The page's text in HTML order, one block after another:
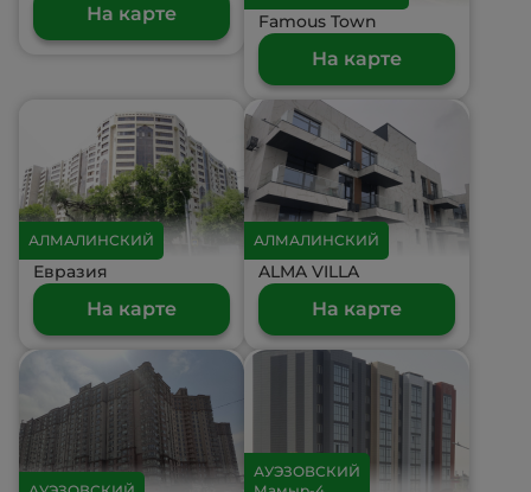
На карте Famous Town
На карте
АЛМАЛИНСКИЙ
Евразия
На карте
АЛМАЛИНСКИЙ
ALMA VILLA
На карте
АУЭЗОВСКИЙ